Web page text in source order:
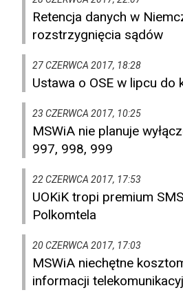
Retencja danych w
rozstrzygnięcia sądów
27 CZERWCA 2017, 18:28
Ustawa o OSE w lipcu do
23 CZERWCA 2017, 10:25
MSWiA nie planuje
997, 998, 999
22 CZERWCA 2017, 17:53
UOKiK tropi premium
Polkomtela
20 CZERWCA 2017, 17:03
MSWiA niechętne
informacji